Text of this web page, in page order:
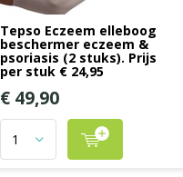
Tepso Eczeem elleboog
beschermer eczeem &
psoriasis (2 stuks). Prijs
per stuk € 24,95
€ 49,90